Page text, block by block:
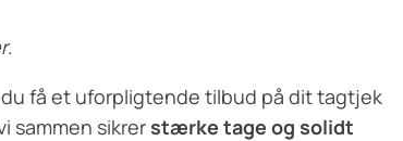
.
du få et uforpligtende tilbud på dit tagtjek
sammen sikrer stærke tage og solidt